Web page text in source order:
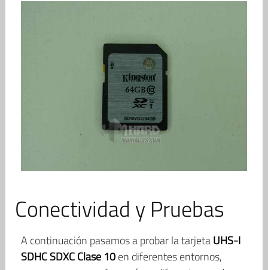
Conectividad y Pruebas
A continuación pasamos a probar la tarjetaUHS-I
SDHC SDXC Clase 10en diferentes entornos,